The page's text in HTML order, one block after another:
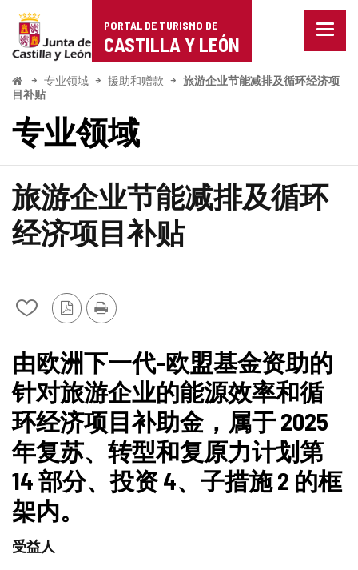
Portal
de
Turismo
de
Castilla
y
León
PORTAL DE TURISMO DE
CASTILLA Y LEÓN
菜
关
项
开
始
专业领域 援助和赠款
旅游企业节能减排及循环经济项
目补贴
专业领域
旅游企业节能减排及循环
经济项目补贴
从
笔
记
本
中
添
加/
删
除
PDF
打
由欧洲下一代-欧盟基金资助的
针对旅游企业的能源效率和循
环经济项目补助金，属于 2025
年复苏、转型和复原力计划第
14 部分、投资 4、子措施 2 的框
架内。
受益人